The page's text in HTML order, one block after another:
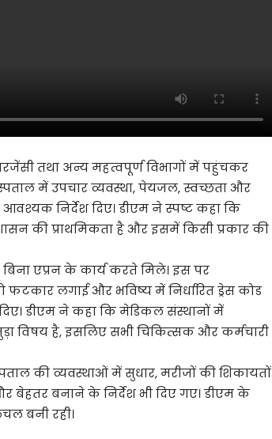
तथा अन्य महत्वपूर्ण विभागों में पहुंचकर
में उपचार व्यवस्था, पेयजल, स्वच्छता और
निर्देश दिए। डीएम ने स्पष्ट कहा कि
की प्राथमिकता है और इसमें किसी प्रकार की
एप्रन के कार्य करते मिले। इस पर
फटकार लगाई और भविष्य में निर्धारित ड्रेस कोड
डीएम ने कहा कि मेडिकल संस्थानों में
विषय है, इसलिए सभी चिकित्सक और कर्मचारी
की व्यवस्थाओं में सुधार, मरीजों की शिकायतों
बेहतर बनाने के निर्देश भी दिए गए। डीएम के
बनी रही।